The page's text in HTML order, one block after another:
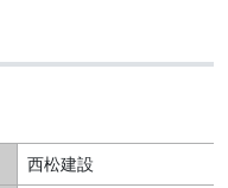
西松建設